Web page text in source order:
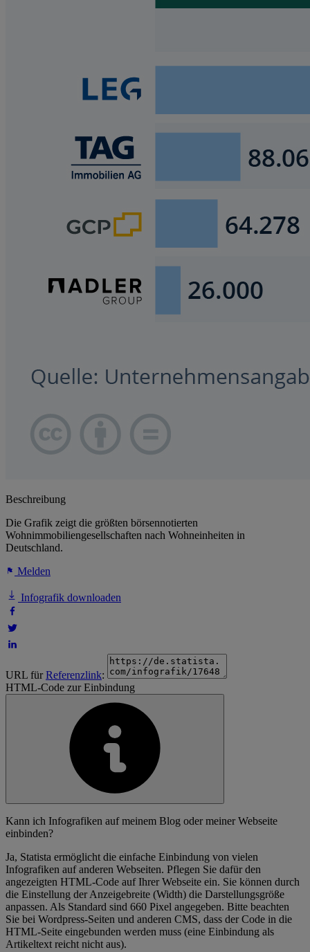
Beschreibung
Die Grafik zeigt die größten börsennotierten
Wohnimmobiliengesellschaften nach Wohneinheiten in
Deutschland.
Melden
Infografik downloaden
URL fürReferenzlink:
HTML-Code zur Einbindung
Kann ich Infografiken auf meinem Blog oder meiner Webseite
einbinden?
Ja, Statista ermöglicht die einfache Einbindung von vielen
Infografiken auf anderen Webseiten. Pflegen Sie dafür den
angezeigten HTML-Code auf Ihrer Webseite ein. Sie können durch
die Einstellung der Anzeigebreite (Width) die Darstellungsgröße
anpassen. Als Standard sind 660 Pixel angegeben. Bitte beachten
Sie bei Wordpress-Seiten und anderen CMS, dass der Code in die
HTML-Seite eingebunden werden muss (eine Einbindung als
Artikeltext reicht nicht aus).